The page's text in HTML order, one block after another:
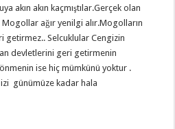
akın akın kaçmıştılar.Gerçek olan
Mogollar ağır yenilgi alır.Mogolların
getirmez.. Selcuklular Cengizin
devletlerini geri getirmenin
ise hiç mümkünü yoktur .
günümüze kadar hala